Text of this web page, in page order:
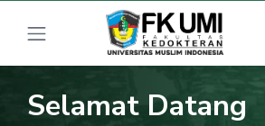
Selamat Datang